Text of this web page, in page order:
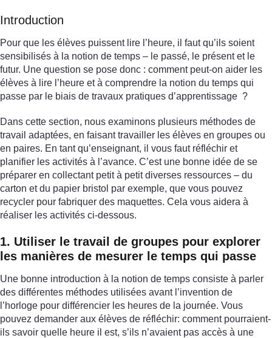
Introduction
Pour que les élèves puissent lire l’heure, il faut qu’ils soient
sensibilisés à la notion de temps – le passé, le présent et le
futur. Une question se pose donc : comment peut-on aider les
élèves à lire l’heure et à comprendre la notion du temps qui
passe par le biais de travaux pratiques d’apprentissage ?
Dans cette section, nous examinons plusieurs méthodes de
travail adaptées, en faisant travailler les élèves en groupes ou
en paires. En tant qu’enseignant, il vous faut réfléchir et
planifier les activités à l’avance. C’est une bonne idée de se
préparer en collectant petit à petit diverses ressources – du
carton et du papier bristol par exemple, que vous pouvez
recycler pour fabriquer des maquettes. Cela vous aidera à
réaliser les activités ci-dessous.
1. Utiliser le travail de groupes pour explorer
les manières de mesurer le temps qui passe
Une bonne introduction à la notion de temps consiste à parler
des différentes méthodes utilisées avant l’invention de
l’horloge pour différencier les heures de la journée. Vous
pouvez demander aux élèves de réfléchir: comment pourraient-
ils savoir quelle heure il est, s’ils n’avaient pas accès à une